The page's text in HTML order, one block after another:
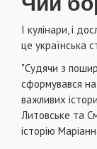
І кулінари, і
це українська
"Судячи з
сформувався
важливих
Литовське та
історію